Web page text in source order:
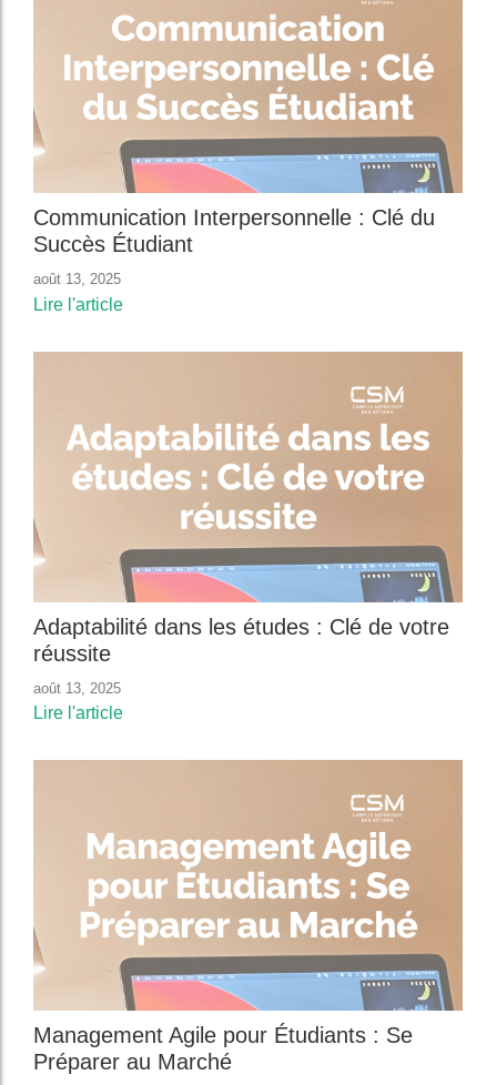
Communication Interpersonnelle : Clé du
Succès Étudiant
août 13, 2025
Lire l'article
Adaptabilité dans les études : Clé de votre
réussite
août 13, 2025
Lire l'article
Management Agile pour Étudiants : Se
Préparer au Marché